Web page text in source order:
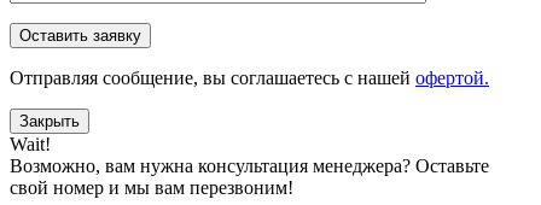
Отправляя сообщениe, вы соглашаетесь с нашей офертой.
Закрыть
Wait!
Возможно, вам нужна консультация менеджера? Оставьте
свой номер и мы вам перезвоним!